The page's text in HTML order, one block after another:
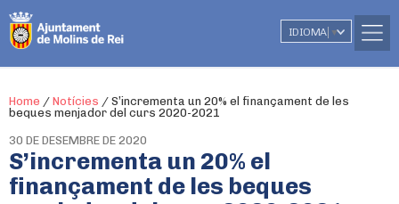
IDIOMA ▼
Home / Notícies / S’incrementa un 20% el finançament de les
beques menjador del curs 2020-2021
30 DE DESEMBRE DE 2020
S’incrementa un 20% el
finançament de les beques